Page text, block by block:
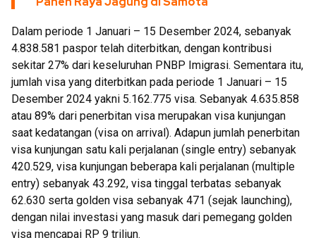
Dalam periode 1 Januari – 15 Desember 2024, sebanyak
4.838.581 paspor telah diterbitkan, dengan kontribusi
sekitar 27% dari keseluruhan PNBP Imigrasi. Sementara itu,
jumlah visa yang diterbitkan pada periode 1 Januari – 15
Desember 2024 yakni 5.162.775 visa. Sebanyak 4.635.858
atau 89% dari penerbitan visa merupakan visa kunjungan
saat kedatangan (visa on arrival). Adapun jumlah penerbitan
visa kunjungan satu kali perjalanan (single entry) sebanyak
420.529, visa kunjungan beberapa kali perjalanan (multiple
entry) sebanyak 43.292, visa tinggal terbatas sebanyak
62.630 serta golden visa sebanyak 471 (sejak launching),
dengan nilai investasi yang masuk dari pemegang golden
visa mencapai RP 9 triliun.